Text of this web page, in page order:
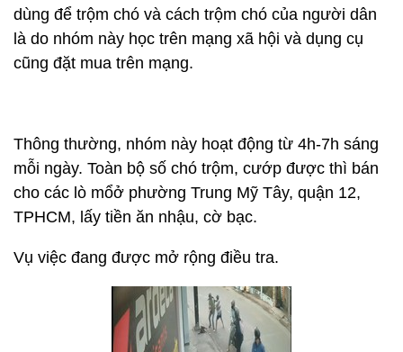
dùng để trộm chó và cách trộm chó của người dân
là do nhóm này học trên mạng xã hội và dụng cụ
cũng đặt mua trên mạng.
Thông thường, nhóm này hoạt động từ 4h-7h sáng
mỗi ngày. Toàn bộ số chó trộm, cướp được thì bán
cho các lò mổở phường Trung Mỹ Tây, quận 12,
TPHCM, lấy tiền ăn nhậu, cờ bạc.
Vụ việc đang được mở rộng điều tra.